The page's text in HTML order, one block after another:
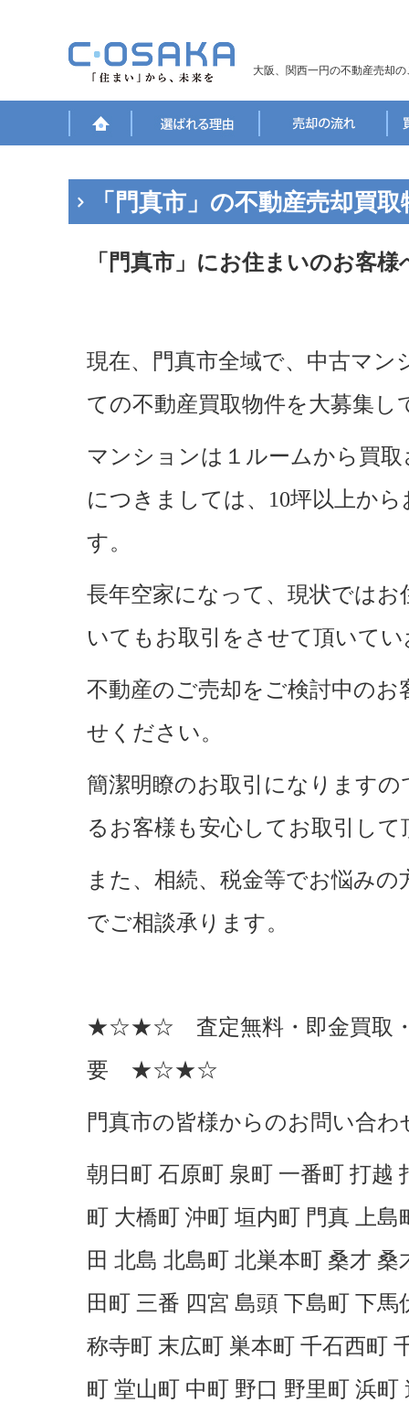
大阪、関西一円の不動産売却
「門真市」の不動産売却買
「門真市」にお住まいのお客様
現在、門真市全域で、中古マン
ての不動産買取物件を大募集し
マンションは１ルームから買
につきましては、10坪以上か
す。
長年空家になって、現状では
いてもお取引をさせて頂いて
不動産のご売却をご検討中の
せください。
簡潔明瞭のお取引になります
るお客様も安心してお取引し
また、相続、税金等でお悩み
でご相談承ります。
★☆★☆ 査定無料・即金買取・
要 ★☆★☆
門真市の皆様からのお問い合
朝日町 石原町 泉町 一番町 打越
町 大橋町 沖町 垣内町 門真 上
田 北島 北島町 北巣本町 桑才
田町 三番 四宮 島頭 下島町 下
称寺町 末広町 巣本町 千石西町
町 堂山町 中町 野口 野里町 浜